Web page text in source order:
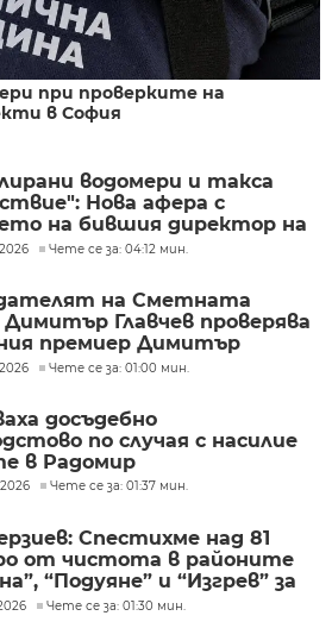
при проверките на
в София
водомери и такса
Нова афера с
на бившия директор на
Чете се за: 04:12 мин.
на Сметната
Главчев проверява
премиер Димитър
Чете се за: 01:00 мин.
досъдебно
по случая с насилие
в Радомир
Чете се за: 01:37 мин.
Спестихме над 81
от чистота в районите
“Подуяне” и “Изгрев” за
5 години
Чете се за: 01:30 мин.